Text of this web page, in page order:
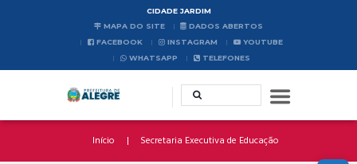
CIDADE JARDIM
MAPA DO SITE
DADOS ABERTOS
FACEBOOK
INSTAGRAM
YOUTUBE
WHATSAPP
TELEFONES
Início Secretaria Executiva de Educação